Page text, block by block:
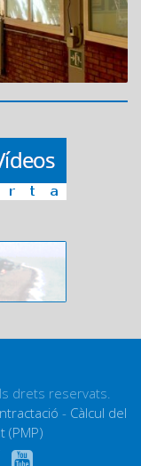
drets reservats.
- Càlcul del
(PMP)